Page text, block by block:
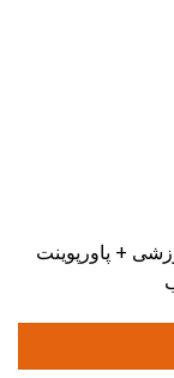
فیلم آموزشی + پاورپوینت